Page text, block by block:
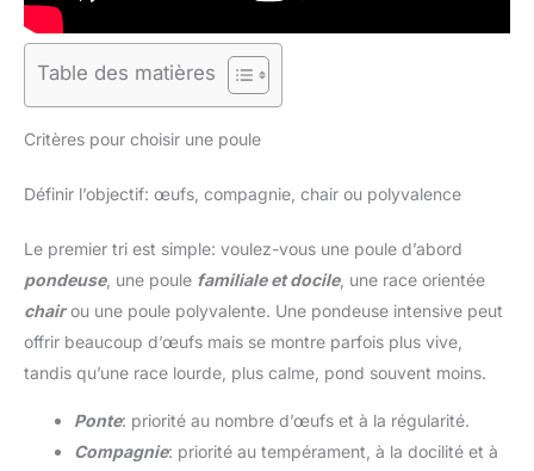
Table des matières
Critères pour choisir une poule
Définir l’objectif: œufs, compagnie, chair ou polyvalence
Le premier tri est simple: voulez-vous une poule d’abord
pondeuse, une poule familiale et docile, une race orientée
chairou une poule polyvalente. Une pondeuse intensive peut
offrir beaucoup d’œufs mais se montre parfois plus vive,
tandis qu’une race lourde, plus calme, pond souvent moins.
Ponte: priorité au nombre d’œufs et à la régularité.
Compagnie: priorité au tempérament, à la docilité et à